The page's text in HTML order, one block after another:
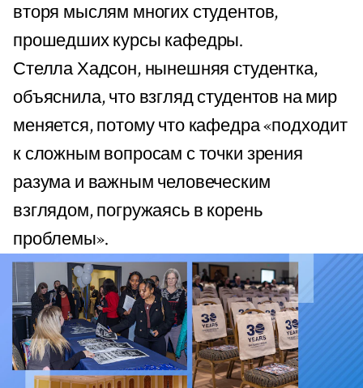
вторя мыслям многих студентов,
прошедших курсы кафедры.
Стелла Хадсон, нынешняя студентка,
объяснила, что взгляд студентов на мир
меняется, потому что кафедра «подходит
к сложным вопросам с точки зрения
разума и важным человеческим
взглядом, погружаясь в корень
проблемы».